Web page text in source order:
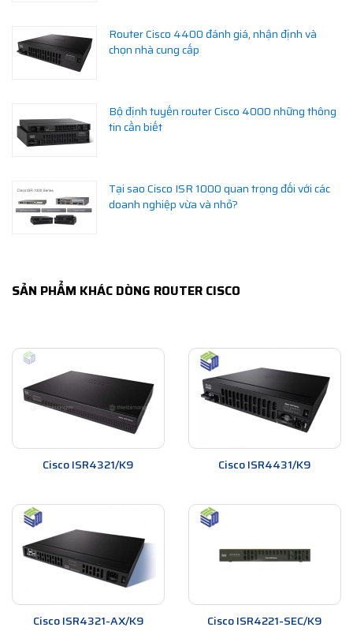
Router Cisco 4400 đánh giá, nhận định và
chọn nhà cung cấp
Bộ định tuyến router Cisco 4000 những thông
tin cần biết
Tại sao Cisco ISR 1000 quan trọng đối với các
doanh nghiệp vừa và nhỏ?
SẢN PHẨM KHÁC DÒNG ROUTER CISCO
Cisco ISR4321/K9 Cisco ISR4431/K9
Cisco ISR4321-AX/K9 Cisco ISR4221-SEC/K9